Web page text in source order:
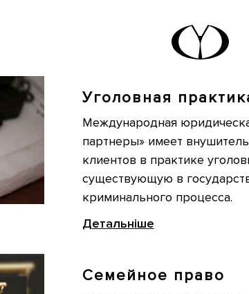
Уголовная
Международная
партнеры» имеет
клиентов в практике
существующую в
криминального процесса.
Детальніше
Семейное право